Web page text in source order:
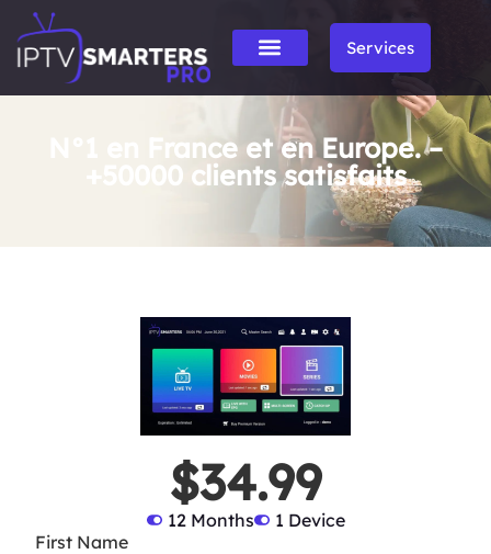
Services
N°1 en France et en Europe. –
+50000 clients satisfaits
$34.99
12 Months
1 Device
First Name